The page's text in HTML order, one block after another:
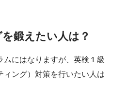
鍛えたい人は？
にはなりますが、英検１級
ィング）対策を行いたい人は